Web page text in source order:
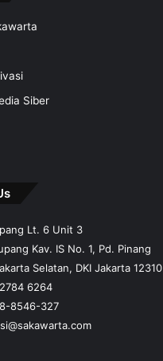
Siber
Lt. 6 Unit 3
Kav. IS No. 1, Pd. Pinang
Selatan, DKI Jakarta 12310
6264
8546-327